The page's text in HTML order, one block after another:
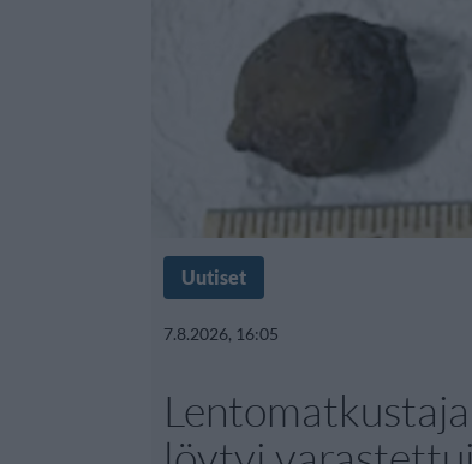
Uutiset
7.8.2026, 16:05